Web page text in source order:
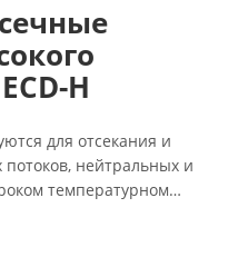
H
для отсекания и
потоков, нейтральных и
температурном
к противодавлению.